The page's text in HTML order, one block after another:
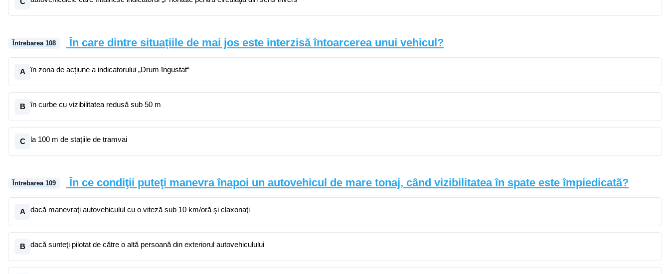
Întrebarea 108 În care dintre situațiile de mai jos este interzisă întoarcerea unui vehicul?
A în zona de acțiune a indicatorului „Drum îngustat“
B în curbe cu vizibilitatea redusă sub 50 m
C la 100 m de stațiile de tramvai
Întrebarea 109 În ce condiţii puteţi manevra înapoi un autovehicul de mare tonaj, când vizibilitatea în spate este împiedicatã?
A dacă manevraţi autovehiculul cu o viteză sub 10 km/oră şi claxonaţi
B dacă sunteţi pilotat de către o altă persoană din exteriorul autovehiculului